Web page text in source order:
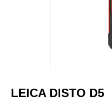
LEICA DISTO D5